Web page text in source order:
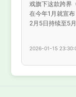
戏旗下这款跨界
在今年1月就宣
2月5日持续至5
2026-01-15